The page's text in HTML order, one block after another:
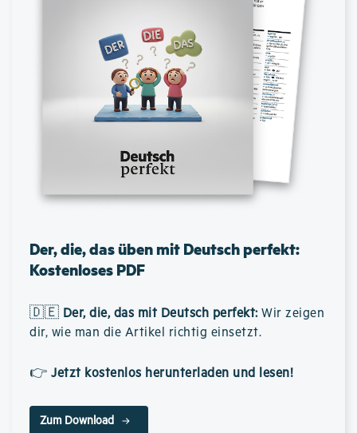
Der, die, das üben mit Deutsch perfekt:
Kostenloses PDF
🇩🇪 Der, die, das mit Deutsch perfekt: Wir zeigen
dir, wie man die Artikel richtig einsetzt.
👉 Jetzt kostenlos herunterladen und lesen!
Zum Download